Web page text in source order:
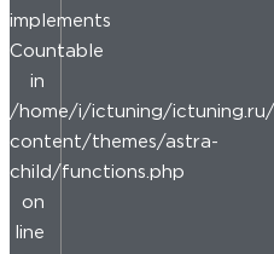
implements
Countable
in
/home/i/ictuning/
content/themes/astra-
child/functions.php
on
line